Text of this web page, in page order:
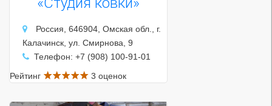
Россия, 646904, Омская обл., г.
Калачинск, ул. Смирнова, 9
Телефон: +7 (908) 100-91-01
Рейтинг
3 оценок